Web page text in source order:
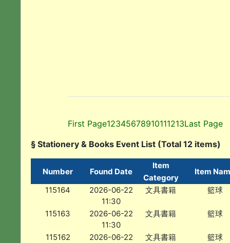
First Page12345678910111213Last Page
§ Stationery & Books Event List (Total 12 items)
Number Found Date
Item
Category
Item
115164
2026-06-22
11:30
文具書籍 籃球
115163
2026-06-22
11:30
文具書籍 籃球
115162
2026-06-22
文具書籍 籃球